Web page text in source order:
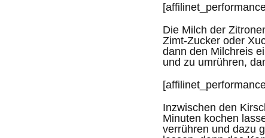
Die Milch der
Zimt-Zucker oder
dann den Milchreis
und zu umrühren,
Inzwischen den
Minuten kochen
verrühren und dazu